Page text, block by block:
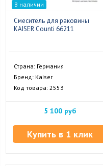
В наличии
Смеситель для раковины
KAISER Counti 66211
Страна: Германия
Бренд: Kaiser
Код товара: 2553
5 100 руб
Купить в 1 клик